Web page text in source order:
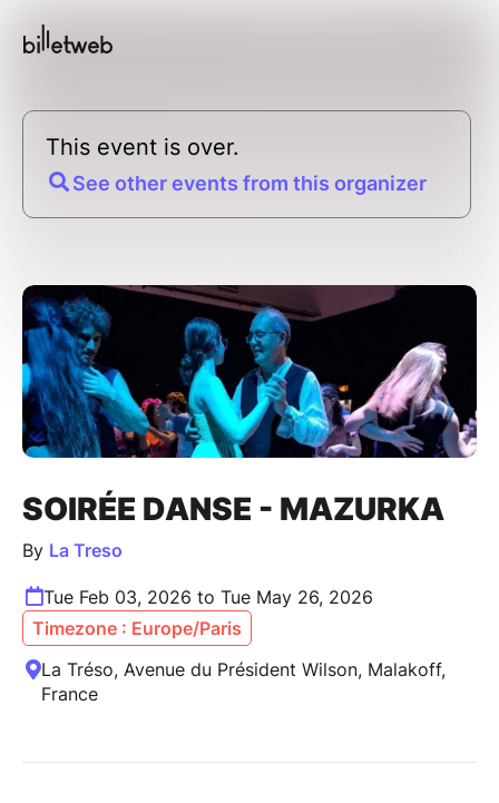
This event is over.
See other events from this organizer
SOIRÉE DANSE - MAZURKA
By La Treso
Tue Feb 03, 2026 to Tue May 26, 2026
Timezone : Europe/Paris
La Tréso, Avenue du Président Wilson, Malakoff,
France